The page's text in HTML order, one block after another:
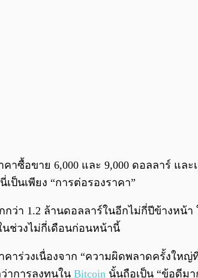
ซื้อขาย 6,000 และ 9,000 ดอลลาร์ และ
ป็นเพียง “การต่อรองราคา”
ว่า 1.2 ล้านดอลลาร์ในอีกไม่กี่ปีข้างหน้
นช่วงไม่กี่เดือนก่อนหน้านี้
คาร่วงเนื่องจาก “ความผิดพลาดครั้งให
าการลงทุนใน Bitcoin นั้นถือเป็น “ข้อดีม